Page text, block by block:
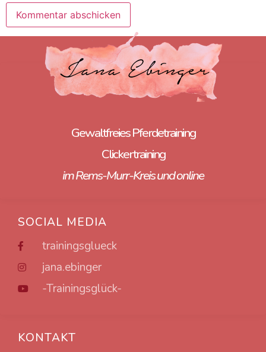
KONTAKT
SOCIAL MEDIA
trainingsglueck
jana.ebinger
-Trainingsglück-
Gewaltfreies Pferdetraining
Clickertraining
im Rems-Murr-Kreis und online